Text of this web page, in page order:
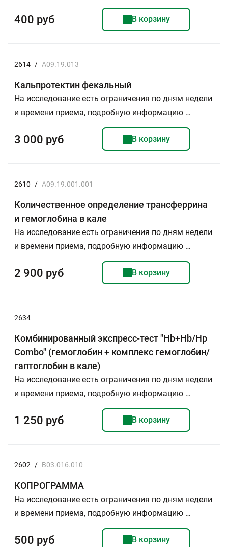
400 руб В корзину
2614 / A09.19.013
Кальпротектин фекальный
На исследование есть ограничения по дням недели
и времени приема, подробную информацию …
3 000 руб В корзину
2610 / A09.19.001.001
Количественное определение трансферрина
и гемоглобина в кале
На исследование есть ограничения по дням недели
и времени приема, подробную информацию …
2 900 руб В корзину
2634
Комбинированный экспресс-тест "Hb+Hb/Hp
Combo" (гемоглобин + комплекс гемоглобин/
гаптоглобин в кале)
На исследование есть ограничения по дням недели
и времени приема, подробную информацию …
1 250 руб В корзину
2602 / B03.016.010
КОПРОГРАММА
На исследование есть ограничения по дням недели
и времени приема, подробную информацию …
500 руб В корзину